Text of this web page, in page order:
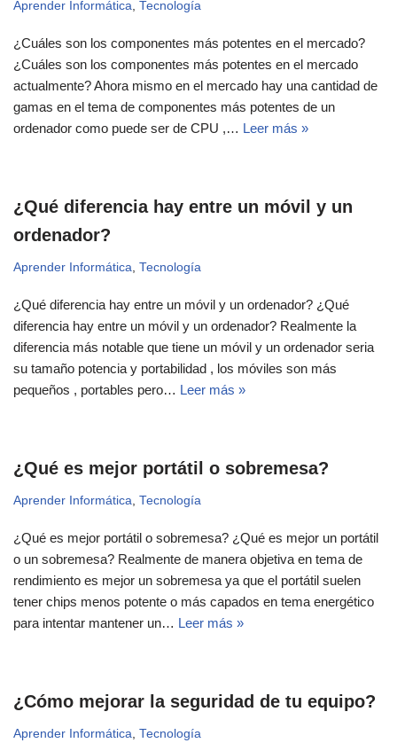
Aprender Informática Tecnología
¿Cuáles son los componentes más potentes en el mercado?
¿Cuáles son los componentes más potentes en el mercado
actualmente? Ahora mismo en el mercado hay una cantidad de
gamas en el tema de componentes más potentes de un
ordenador como puede ser de CPU ,… Leer más »
¿Qué diferencia hay entre un móvil y un
ordenador?
Aprender Informática Tecnología
¿Qué diferencia hay entre un móvil y un ordenador? ¿Qué
diferencia hay entre un móvil y un ordenador? Realmente la
diferencia más notable que tiene un móvil y un ordenador seria
su tamaño potencia y portabilidad , los móviles son más
pequeños , portables pero… Leer más »
¿Qué es mejor portátil o sobremesa?
Aprender Informática Tecnología
¿Qué es mejor portátil o sobremesa? ¿Qué es mejor un portátil
o un sobremesa? Realmente de manera objetiva en tema de
rendimiento es mejor un sobremesa ya que el portátil suelen
tener chips menos potente o más capados en tema energético
para intentar mantener un… Leer más »
¿Cómo mejorar la seguridad de tu equipo?
Aprender Informática Tecnología